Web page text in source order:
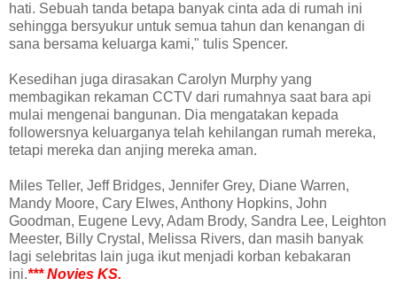
hati. Sebuah tanda betapa banyak cinta ada di rumah ini
sehingga bersyukur untuk semua tahun dan kenangan di
sana bersama keluarga kami," tulis Spencer.
Kesedihan juga dirasakan Carolyn Murphy yang
membagikan rekaman CCTV dari rumahnya saat bara api
mulai mengenai bangunan. Dia mengatakan kepada
followersnya keluarganya telah kehilangan rumah mereka,
tetapi mereka dan anjing mereka aman.
Miles Teller, Jeff Bridges, Jennifer Grey, Diane Warren,
Mandy Moore, Cary Elwes, Anthony Hopkins, John
Goodman, Eugene Levy, Adam Brody, Sandra Lee, Leighton
Meester, Billy Crystal, Melissa Rivers, dan masih banyak
lagi selebritas lain juga ikut menjadi korban kebakaran
ini.*** Novies KS.